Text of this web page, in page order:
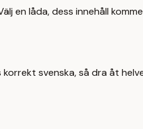
en låda, dess innehåll
svenska, så dra åt